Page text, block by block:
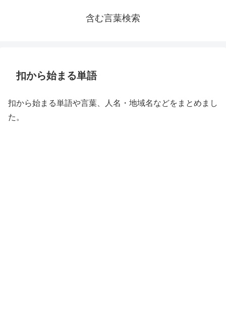
含む言葉検索
扣から始まる単語
扣から始まる単語や言葉、人名・地域名などをまとめまし
た。